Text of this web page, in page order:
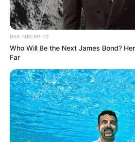
(foto: amazon)
2. Penggemar Harry Potter pasti
menemukan bentuk kereta api
Hogwarts yang sedang lewat
BRAINBERRIES
Who Will Be the Next James Bond?
Far